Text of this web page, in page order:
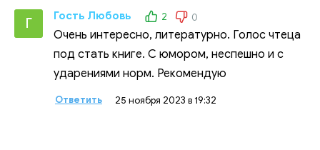
Г Гость Любовь 2 0
Очень интересно, литературно. Голос чтеца
под стать книге. С юмором, неспешно и с
ударениями норм. Рекомендую
Ответить 25 ноября 2023 в 19:32